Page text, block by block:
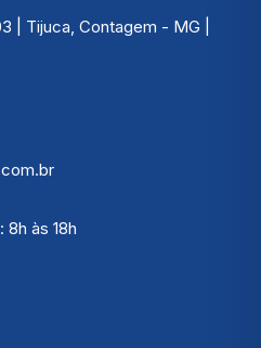
| Tijuca, Contagem - MG |
8h às 18h